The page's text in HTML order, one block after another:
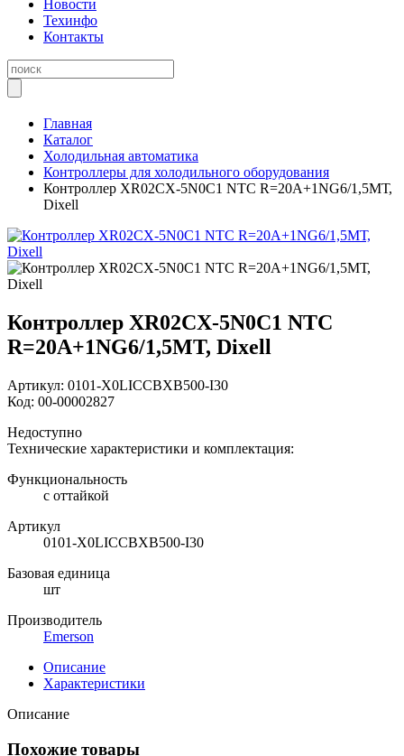
Новости
Техинфо
Контакты
Главная
Каталог
Холодильная автоматика
Контроллеры для холодильного оборудования
Контроллер XR02CX-5N0C1 NTC R=20А+1NG6/1,5МТ,
Dixell
Контроллер XR02CX-5N0C1 NTC
R=20А+1NG6/1,5МТ, Dixell
Артикул: 0101-X0LICCBXB500-I30
Код: 00-00002827
Недоступно
Технические характеристики и комплектация:
Функциональность
с оттайкой
Артикул
0101-X0LICCBXB500-I30
Базовая единица
шт
Производитель
Emerson
Описание
Характеристики
Описание
Похожие товары